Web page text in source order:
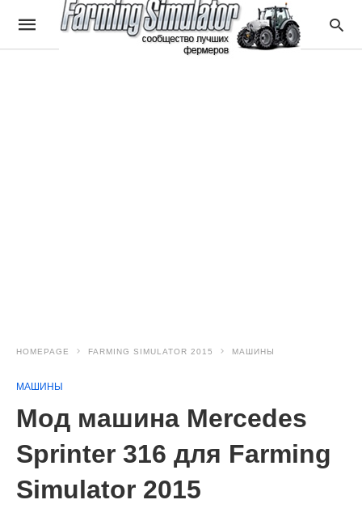
HOMEPAGE FARMING SIMULATOR 2015 МАШИНЫ
МАШИНЫ
Мод машина Mercedes
Sprinter 316 для Farming
Simulator 2015